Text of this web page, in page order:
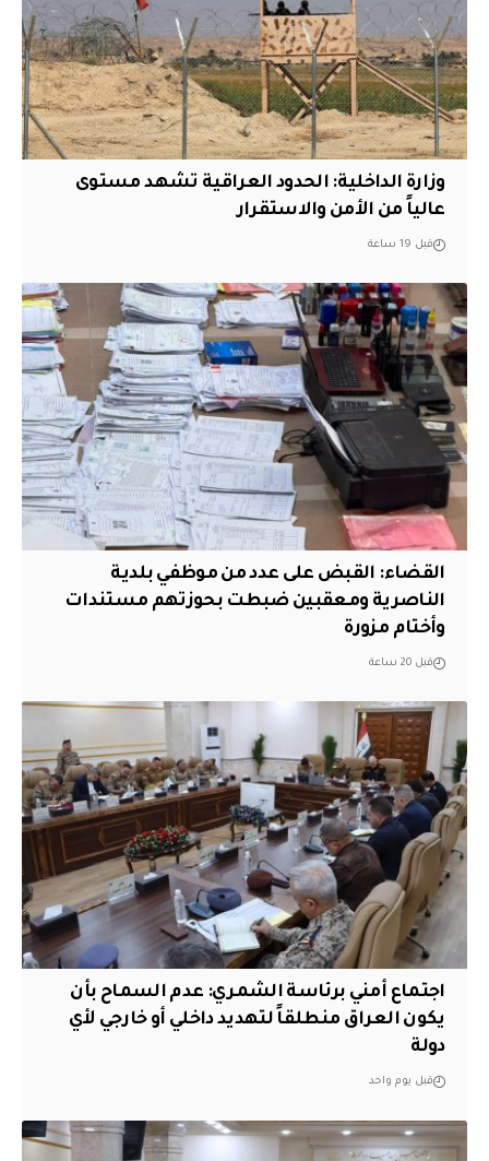
وزارة الداخلية: الحدود العراقية تشهد مستوى
عالياً من الأمن والاستقرار
قبل 19 ساعة
القضاء: القبض على عدد من موظفي بلدية
الناصرية ومعقبين ضبطت بحوزتهم مستندات
وأختام مزورة
قبل 20 ساعة
اجتماع أمني برئاسة الشمري: عدم السماح بأن
يكون العراق منطلقاً لتهديد داخلي أو خارجي لأي
دولة
قبل يوم واحد